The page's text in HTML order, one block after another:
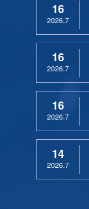
16
2026.7
16
2026.7
16
2026.7
14
2026.7